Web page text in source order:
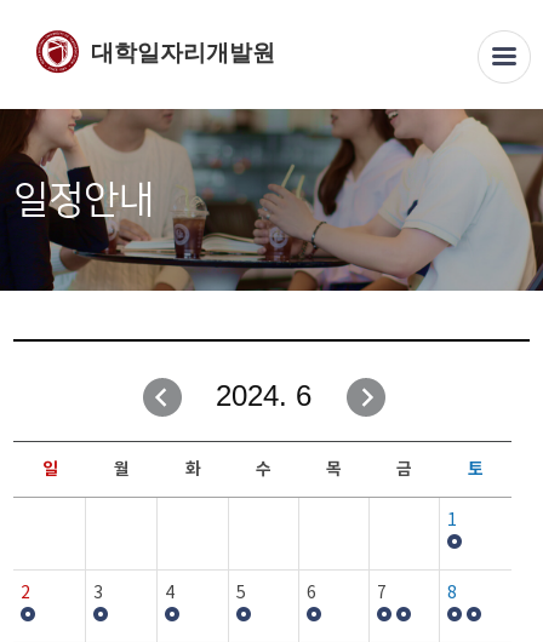
대학일자리개발원
일정안내
2024. 6
일 월 화 수 목 금 토
1
2 3 4 5 6 7 8